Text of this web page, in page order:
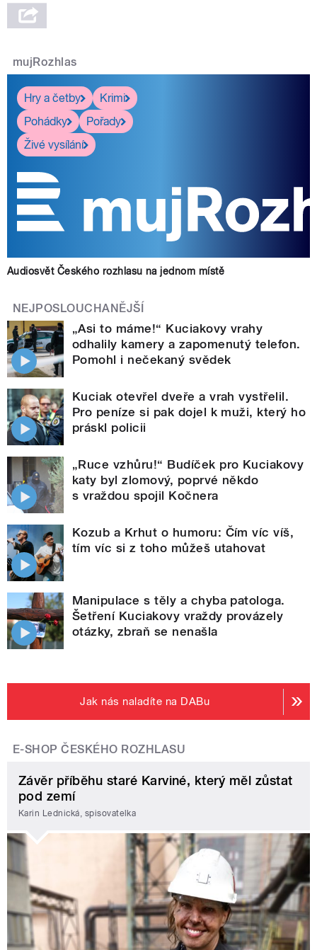
mujRozhlas
Hry a četby
Krimi
Pohádky
Pořady
Živé vysílání
Audiosvět Českého rozhlasu na jednom místě
NEJPOSLOUCHANĚJŠÍ
„Asi to máme!“ Kuciakovy vrahy
odhalily kamery a zapomenutý telefon.
Pomohl i nečekaný svědek
Kuciak otevřel dveře a vrah vystřelil.
Pro peníze si pak dojel k muži, který ho
práskl policii
„Ruce vzhůru!“ Budíček pro Kuciakovy
katy byl zlomový, poprvé někdo
s vraždou spojil Kočnera
Kozub a Krhut o humoru: Čím víc víš,
tím víc si z toho můžeš utahovat
Manipulace s těly a chyba patologa.
Šetření Kuciakovy vraždy provázely
otázky, zbraň se nenašla
Jak nás naladíte na DABu
E-SHOP ČESKÉHO ROZHLASU
Závěr příběhu staré Karviné, který měl zůstat
pod zemí
Karin Lednická, spisovatelka